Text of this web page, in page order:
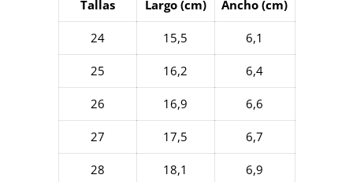
Tallas Largo (cm) Ancho (cm)
24 15,5 6,1
25 16,2 6,4
26 16,9 6,6
27 17,5 6,7
28 18,1 6,9